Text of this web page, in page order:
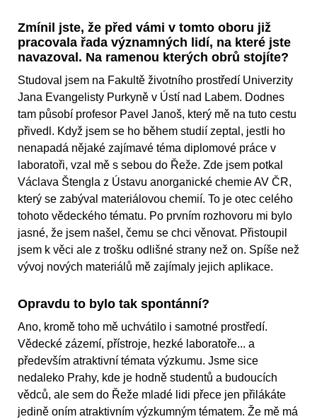
Zmínil jste, že před vámi v tomto oboru již
pracovala řada významných lidí, na které jste
navazoval. Na ramenou kterých obrů stojíte?
Studoval jsem na Fakultě životního prostředí Univerzity
Jana Evangelisty Purkyně v Ústí nad Labem. Dodnes
tam působí profesor Pavel Janoš, který mě na tuto cestu
přivedl. Když jsem se ho během studií zeptal, jestli ho
nenapadá nějaké zajímavé téma diplomové práce v
laboratoři, vzal mě s sebou do Řeže. Zde jsem potkal
Václava Štengla z Ústavu anorganické chemie AV ČR,
který se zabýval materiálovou chemií. To je otec celého
tohoto vědeckého tématu. Po prvním rozhovoru mi bylo
jasné, že jsem našel, čemu se chci věnovat. Přistoupil
jsem k věci ale z trošku odlišné strany než on. Spíše než
vývoj nových materiálů mě zajímaly jejich aplikace.
Opravdu to bylo tak spontánní?
Ano, kromě toho mě uchvátilo i samotné prostředí.
Vědecké zázemí, přístroje, hezké laboratoře... a
především atraktivní témata výzkumu. Jsme sice
nedaleko Prahy, kde je hodně studentů a budoucích
vědců, ale sem do Řeže mladé lidi přece jen přilákáte
jedině oním atraktivním výzkumným tématem. Že mě má